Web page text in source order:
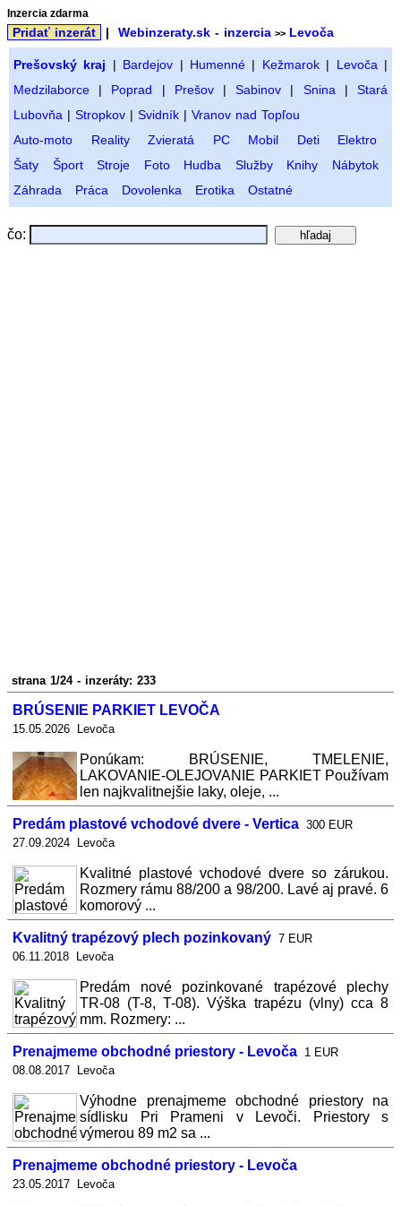
Inzercia zdarma
Pridať inzerát | Webinzeraty.sk - inzercia >> Levoča
Prešovský kraj | Bardejov | Humenné | Kežmarok| Levoča |
Medzilaborce | Poprad | Prešov|Sabinov | Snina |Stará
Lubovňa | Stropkov | Svidník | Vranov nad Topľou
Auto-moto
Reality Zvieratá PC Mobil Deti
Elektro
Šaty
Šport Stroje Foto Hudba Služby Knihy
Nábytok
Záhrada
Práca Dovolenka Erotika Ostatné
čo:
strana 1/24 - inzeráty: 233
BRÚSENIE PARKIET LEVOČA
15.05.2026 Levoča
Ponúkam: BRÚSENIE, TMELENIE,
LAKOVANIE-OLEJOVANIE PARKIET Používam
len najkvalitnejšie laky, oleje, ...
Predám plastové vchodové dvere - Vertica 300 EUR
27.09.2024 Levoča
Kvalitné plastové vchodové dvere so zárukou.
Rozmery rámu 88/200 a 98/200. Lavé aj pravé. 6
komorový ...
Kvalitný trapézový plech pozinkovaný 7 EUR
06.11.2018 Levoča
Predám nové pozinkované trapézové plechy
TR-08 (T-8, T-08). Výška trapézu (vlny) cca 8
mm. Rozmery: ...
Prenajmeme obchodné priestory - Levoča 1 EUR
08.08.2017 Levoča
Výhodne prenajmeme obchodné priestory na
sídlisku Pri Prameni v Levoči. Priestory s
výmerou 89 m2 sa ...
Prenajmeme obchodné priestory - Levoča
23.05.2017 Levoča